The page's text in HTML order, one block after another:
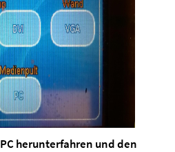
PC herunterfahren und den